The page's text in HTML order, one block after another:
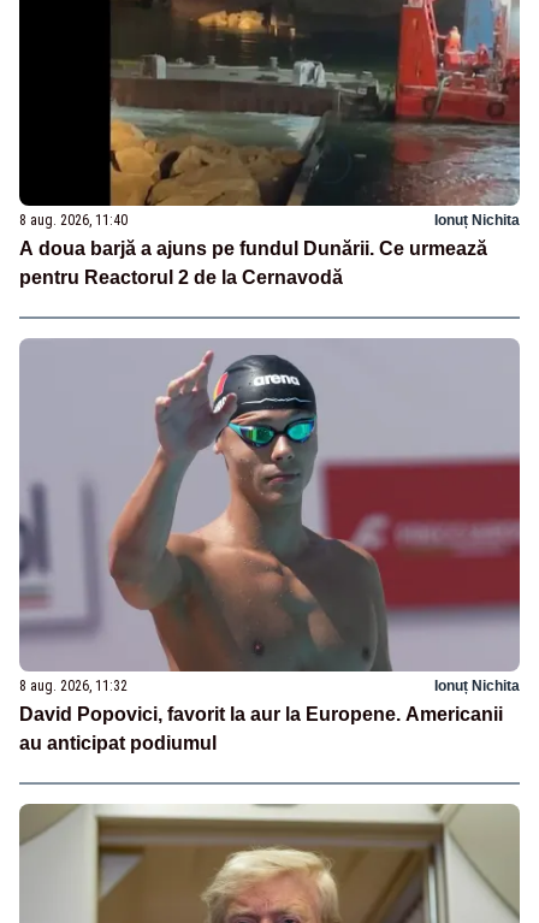
8 aug. 2026, 11:40 Ionuț Nichita
A doua barjă a ajuns pe fundul Dunării. Ce urmează
pentru Reactorul 2 de la Cernavodă
8 aug. 2026, 11:32 Ionuț Nichita
David Popovici, favorit la aur la Europene. Americanii
au anticipat podiumul